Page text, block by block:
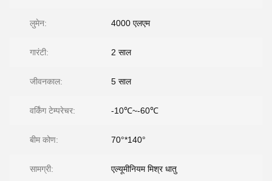
लुमेन: 4000 एलएम
गारंटी: 2 साल
जीवनकाल: 5 साल
वर्किंग टेम्परेचर: -10℃~-60℃
बीम कोण: 70°*140°
सामग्री: एल्यूमीनियम मिश्र धातु